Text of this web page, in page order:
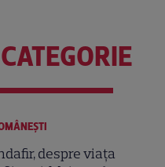
despre viața